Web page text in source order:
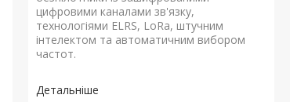
цифровими каналами зв'язку,
технологіями ELRS, LoRa, штучним
інтелектом та автоматичним вибором
частот.